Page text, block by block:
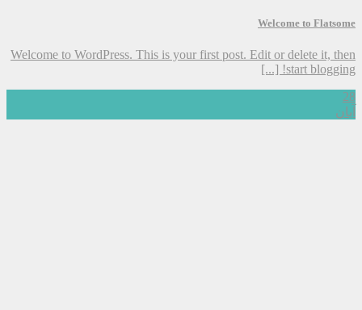
Welcome to Flatsome
Welcome to WordPress. This is your first post. Edit or delete it, then
start blogging! [...]
28
آبان